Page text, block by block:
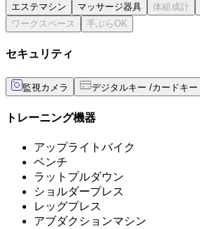
エステマシン
マッサージ器具
セキュリティ
監視カメラ デジタルキー /カードキー
トレーニング機器
アップライトバイク
ベンチ
ラットプルダウン
ショルダープレス
レッグプレス
アブダクションマシン